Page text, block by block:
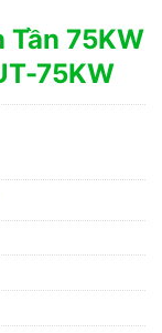
Tần 75KW
75KW